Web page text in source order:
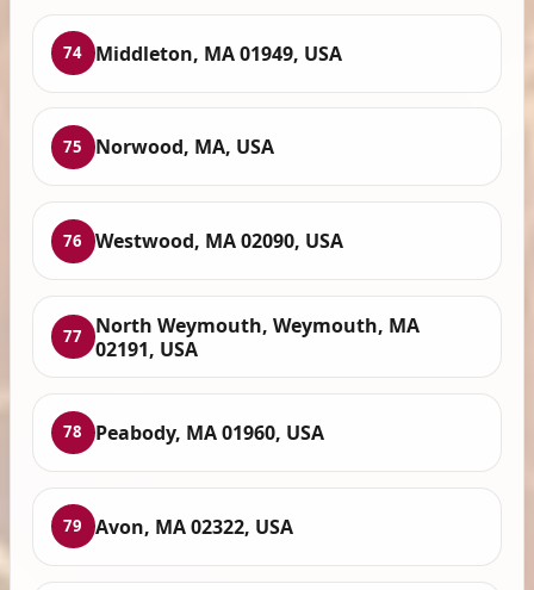
74 Middleton, MA 01949, USA
75 Norwood, MA, USA
76 Westwood, MA 02090, USA
77
North Weymouth, Weymouth, MA
02191, USA
78 Peabody, MA 01960, USA
79 Avon, MA 02322, USA